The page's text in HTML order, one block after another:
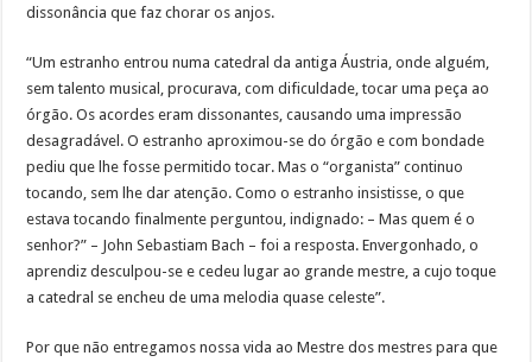
dissonância que faz chorar os anjos.
“Um estranho entrou numa catedral da antiga Áustria, onde alguém,
sem talento musical, procurava, com dificuldade, tocar uma peça ao
órgão. Os acordes eram dissonantes, causando uma impressão
desagradável. O estranho aproximou-se do órgão e com bondade
pediu que lhe fosse permitido tocar. Mas o “organista” continuo
tocando, sem lhe dar atenção. Como o estranho insistisse, o que
estava tocando finalmente perguntou, indignado: – Mas quem é o
senhor?” – John Sebastiam Bach – foi a resposta. Envergonhado, o
aprendiz desculpou-se e cedeu lugar ao grande mestre, a cujo toque
a catedral se encheu de uma melodia quase celeste”.
Por que não entregamos nossa vida ao Mestre dos mestres para que